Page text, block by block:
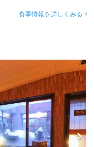
食事情報を詳しくみる